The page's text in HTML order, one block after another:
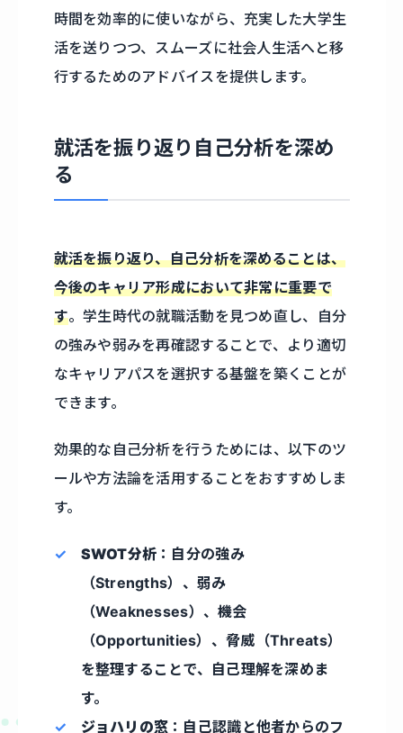
時間を効率的に使いながら、充実した大学生
活を送りつつ、スムーズに社会人生活へと移
行するためのアドバイスを提供します。
就活を振り返り自己分析を深め
る
就活を振り返り、自己分析を深めることは、
今後のキャリア形成において非常に重要で
す。学生時代の就職活動を見つめ直し、自分
の強みや弱みを再確認することで、より適切
なキャリアパスを選択する基盤を築くことが
できます。
効果的な自己分析を行うためには、以下のツ
ールや方法論を活用することをおすすめしま
す。
SWOT分析 ：自分の強み
（Strengths）、弱み
（Weaknesses）、機会
（Opportunities）、脅威（Threats）
を整理することで、自己理解を深めま
す。
ジョハリの窓 ：自己認識と他者からのフ